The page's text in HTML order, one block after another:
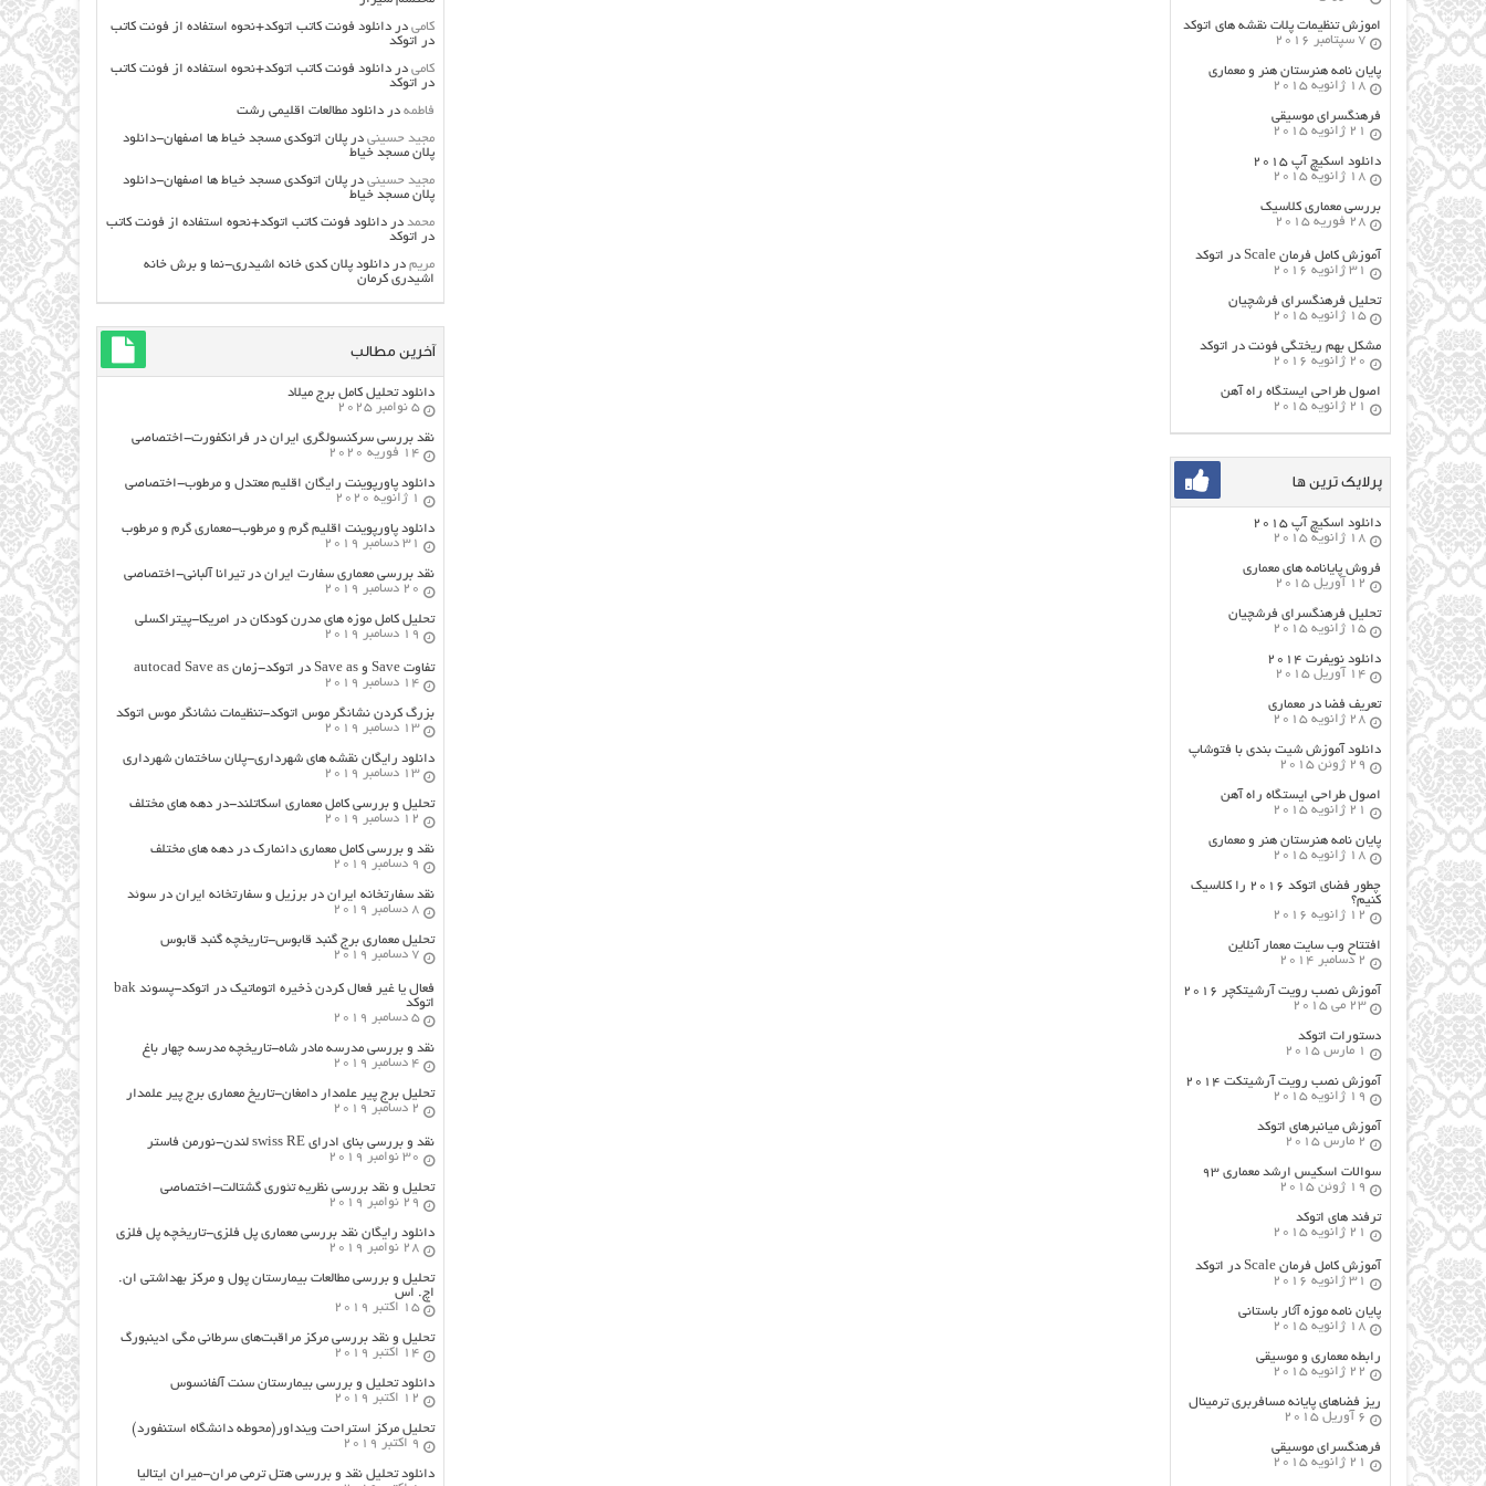
اموزش تنظیمات پلات نقشه های اتوکد
7 سپتامبر 2016
پایان نامه هنرستان هنر و معماري
18 ژانویه 2015
فرهنگسراي موسيقي
21 ژانویه 2015
دانلود اسکیچ آپ ۲۰۱۵
18 ژانویه 2015
بررسی معماری کلاسیک
28 فوریه 2015
آموزش کامل فرمان Scale در اتوکد
31 ژانویه 2016
تحلیل فرهنگسرای فرشچیان
15 ژانویه 2015
مشکل بهم ریختگی فونت در اتوکد
20 ژانویه 2016
اصول طراحي ایستگاه راه آهن
21 ژانویه 2015
پرلایک ترین ها
دانلود اسکیچ آپ ۲۰۱۵
18 ژانویه 2015
فروش پایانامه های معماری
12 آوریل 2015
تحلیل فرهنگسرای فرشچیان
15 ژانویه 2015
دانلود نویفرت ۲۰۱۴
14 آوریل 2015
تعریف فضا در معماری
28 ژانویه 2015
دانلود آموزش شیت بندی با فتوشاپ
29 ژوئن 2015
اصول طراحي ایستگاه راه آهن
21 ژانویه 2015
پایان نامه هنرستان هنر و معماري
18 ژانویه 2015
چطور فضای اتوکد ۲۰۱۶ را کلاسیک
کنیم؟
12 ژانویه 2016
افتتاح وب سایت معمار آنلاین
2 دسامبر 2014
آموزش نصب رویت آرشیتکچر ۲۰۱۶
23 می 2015
دستورات اتوکد
1 مارس 2015
آموزش نصب رویت آرشیتکت ۲۰۱۴
19 ژانویه 2015
آموزش میانبرهای اتوکد
2 مارس 2015
سوالات اسکیس ارشد معماری ۹۳
19 ژوئن 2015
ترفند های اتوکد
21 ژانویه 2015
آموزش کامل فرمان Scale در اتوکد
31 ژانویه 2016
پایان نامه موزه آثار باستانی
18 ژانویه 2015
رابطه معماری و موسیقی
22 ژانویه 2015
ریز فضاهای پایانه مسافربری ترمینال
6 آوریل 2015
فرهنگسراي موسيقي
21 ژانویه 2015
کامی دردانلود فونت کاتب اتوکد+نحوه استفاده از فونت کاتب
در اتوکد
کامی دردانلود فونت کاتب اتوکد+نحوه استفاده از فونت کاتب
در اتوکد
فاطمه دردانلود مطالعات اقليمي رشت
مجید حسینی درپلان اتوکدی مسجد خیاط ها اصفهان-دانلود
پلان مسجد خیاط
مجید حسینی درپلان اتوکدی مسجد خیاط ها اصفهان-دانلود
پلان مسجد خیاط
محمد دردانلود فونت کاتب اتوکد+نحوه استفاده از فونت کاتب
در اتوکد
مریم دردانلود پلان کدی خانه اشیدری-نما و برش خانه
اشیدری کرمان
آخرین مطالب
دانلود تحلیل کامل برج میلاد
5 نوامبر 2025
نقد بررسی سرکنسولگری ایران در فرانکفورت-اختصاصی
14 فوریه 2020
دانلود پاورپوینت رایگان اقلیم معتدل و مرطوب-اختصاصی
1 ژانویه 2020
دانلود پاورپوینت اقلیم گرم و مرطوب-معماری گرم و مرطوب
31 دسامبر 2019
نقد بررسی معماری سفارت ایران در تیرانا آلبانی-اختصاصی
20 دسامبر 2019
تحلیل کامل موزه های مدرن کودکان در امریکا-پیتراکسلی
19 دسامبر 2019
تفاوت Save و Save as در اتوکد-زمان autocad Save as
14 دسامبر 2019
بزرگ کردن نشانگر موس اتوکد-تنظیمات نشانگر موس اتوکد
13 دسامبر 2019
دانلود رایگان نقشه های شهرداری-پلان ساختمان شهرداری
13 دسامبر 2019
تحلیل و بررسی کامل معماری اسکاتلند-در دهه های مختلف
12 دسامبر 2019
نقد و بررسی کامل معماری دانمارک در دهه های مختلف
9 دسامبر 2019
نقد سفارتخانه ایران در برزیل و سفارتخانه ایران در سوئد
8 دسامبر 2019
تحلیل معماری برج گنبد قابوس-تاریخچه گنبد قابوس
7 دسامبر 2019
فعال یا غیر فعال کردن ذخیره اتوماتیک در اتوکد-پسوند bak
اتوکد
5 دسامبر 2019
نقد و بررسی مدرسه مادر شاه-تاریخچه مدرسه چهار باغ
4 دسامبر 2019
تحلیل برج پیر علمدار دامغان-تاریخ معماری برج پیر علمدار
2 دسامبر 2019
نقد و بررسی بنای ادرای swiss RE لندن-نورمن فاستر
30 نوامبر 2019
تحلیل و نقد بررسی نظریه تئوری گشتالت-اختصاصی
29 نوامبر 2019
دانلود رایگان نقد بررسی معماری پل فلزی-تاریخچه پل فلزی
28 نوامبر 2019
تحلیل و بررسی مطالعات بیمارستان پول و مرکز بهداشتی ان.
اچ. اس
15 اکتبر 2019
تحلیل و نقد بررسی مرکز مراقبت‌های سرطانی مگی ادینبورگ
14 اکتبر 2019
دانلود تحلیل و بررسی بیمارستان سنت آلفانسوس
12 اکتبر 2019
تحلیل مرکز استراحت وینداور(محوطه دانشگاه استنفورد)
9 اکتبر 2019
دانلود تحلیل نقد و بررسی هتل ترمی مران-میران ایتالیا